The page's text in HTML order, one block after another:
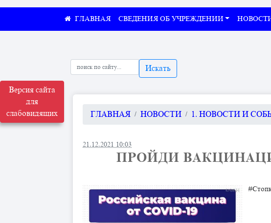
Версия сайта
для
слабовидящих
СВЕДЕНИЯ ОБ УЧРЕЖДЕНИИ
Искать
ГЛАВНАЯ НОВОСТИ 1. НОВОСТИ И
21.12.2021 10:03
ПРОЙДИ